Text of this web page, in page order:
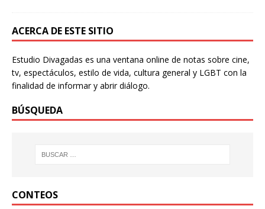
ACERCA DE ESTE SITIO
Estudio Divagadas es una ventana online de notas sobre cine,
tv, espectáculos, estilo de vida, cultura general y LGBT con la
finalidad de informar y abrir diálogo.
BÚSQUEDA
CONTEOS